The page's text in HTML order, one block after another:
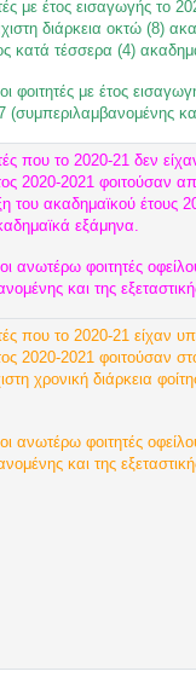
με έτος εισαγωγής
διάρκεια οκτώ (8)
κατά τέσσερα (4)
φοιτητές με έτος
(συμπεριλαμβανομένης
που το 2020-21 δεν
2020-2021 φοιτούσαν
του ακαδημαϊκού έτους
εξάμηνα.
ανωτέρω φοιτητές
και της
που το 2020-21 είχαν
2020-2021 φοιτούσαν
χρονική διάρκεια
ανωτέρω φοιτητές
και της